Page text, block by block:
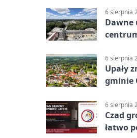
6 sierpnia
Dawne
6 sierpnia
Upały
gminie
6 sierpnia
Czad
łatwo